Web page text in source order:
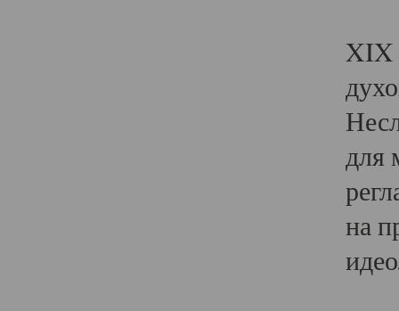
XIX
для
на